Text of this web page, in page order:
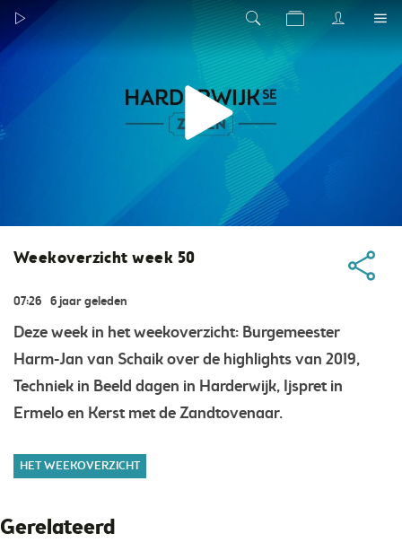
Weekoverzicht week 50
07:26 6 jaar geleden
Deze week in het weekoverzicht: Burgemeester
Harm-Jan van Schaik over de highlights van 2019,
Techniek in Beeld dagen in Harderwijk, Ijspret in
Ermelo en Kerst met de Zandtovenaar.
HET WEEKOVERZICHT
Gerelateerd